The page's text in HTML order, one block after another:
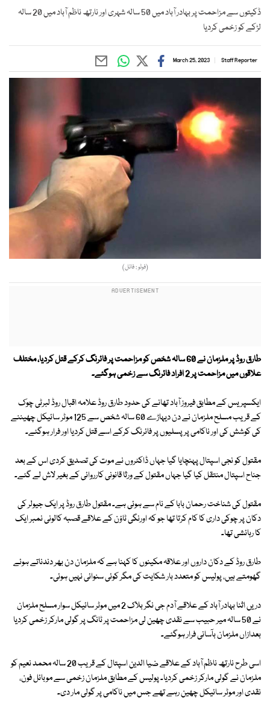
ڈکیتوں سے مزاحمت پر بہادر آباد میں 50 سالہ شہری اور نارتھ ناظم آباد میں 20 سالہ
لڑکے کو زخمی کردیا
Staff Reporter
March 25, 2023
(فوٹو : فائل)
طارق روڈ پر ملزمان نے 60 سالہ شخص کو مزاحمت پر فائرنگ کرکے قتل کردیا، مختلف
علاقوں میں مزاحمت پر 2 افراد فائرنگ سے زخمی ہوگئے۔
ایکسپریس کے مطابق فیروز آباد تھانے کی حدود طارق روڈ علامہ اقبال روڈ لبرٹی چوک
کے قریب مسلح ملزمان نے دن دیہاڑے 60 سالہ شخص سے 125 موٹر سائیکل چھیننے
کی کوشش کی اور ناکامی پر پسلیوں پر فائرنگ کرکے اسے قتل کردیا اور فرار ہوگئے۔
مقتول کو نجی اسپتال پہنچایا گیا جہاں ڈاکٹروں نے موت کی تصدیق کردی اس کے بعد
جناح اسپتال منتقل کیا گیا جہاں مقتول کے ورثا قانونی کارروائی کے بغیر لاش لے گئے۔
مقتول کی شناخت رحمان بابا کے نام سے ہوئی ہے۔ مقتول طارق روڈ پر ایک جیولر کی
دکان پر چوکی داری کا کام کرتا تھا جو کہ اورنگی ٹاؤن کے علاقے قصبہ کالونی نمبر ایک
کا رہائشی تھا۔
طارق روڈ کے دکان داروں اور علاقہ مکینوں کا کہنا ہے کہ ملزمان دن بھر دندناتے ہوئے
گھومتے ہیں، پولیس کو متعدد بار شکایت کی مگر کوئی سنوائی نہیں ہوئی۔
دریں اثنا بہادر آباد کے علاقے آدم جی نگر بلاک 2 میں موٹر سائیکل سوار مسلح ملزمان
نے 50 سالہ میر حبیب سے نقدی چھین لی مزاحمت پر ٹانگ پر گولی مارکر زخمی کردیا
بعدازاں ملزمان بآسانی فرار ہوگئے۔
اسی طرح نارتھ ناظم آباد کے علاقے ضیا الدین اسپتال کے قریب 20 سالہ محمد نعیم کو
ملزمان نے گولی مارکر زخمی کردیا۔ پولیس کے مطابق ملزمان زخمی سے موبائل فون،
نقدی اور موٹر سائیکل چھین رہے تھے جس میں ناکامی پر گولی مار دی۔